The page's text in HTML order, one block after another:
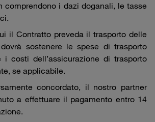
comprendono i dazi doganali, le tasse
il Contratto preveda il trasporto delle
sostenere le spese di trasporto
costi dell’assicurazione di trasporto
se applicabile.
concordato, il nostro partner
a effettuare il pagamento entro 14